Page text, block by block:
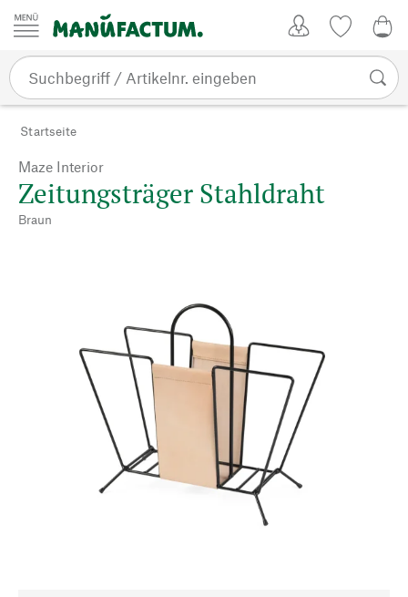
Zum Inhalt springen
Startseite
Maze Interior
Zeitungsträger Stahldraht
Braun